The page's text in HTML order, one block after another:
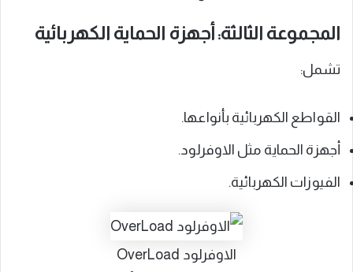
المجموعة الثالثة: أجهزة الحماية الكهربائية
تشمل:
القواطع الكهربائية بأنواعها.
أجهزة الحماية مثل الاوفرلود.
الفيوزات الكهربائية.
الاوفرلود OverLoad